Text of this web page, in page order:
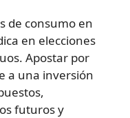
de consumo en
en elecciones
Apostar por
a una inversión
futuros y